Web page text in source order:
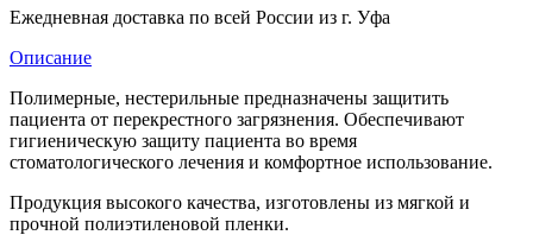
Ежедневная доставка по всей России из г. Уфа
Описание
Полимерные, нестерильные предназначены защитить
пациента от перекрестного загрязнения. Обеспечивают
гигиеническую защиту пациента во время
стоматологического лечения и комфортное использование.
Продукция высокого качества, изготовлены из мягкой и
прочной полиэтиленовой пленки.